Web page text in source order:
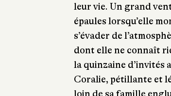
leur vie. Un grand
épaules lorsqu’elle
s’évader de
dont elle ne connaît
la quinzaine d’invités
Coralie, pétillante et
loin de sa famille